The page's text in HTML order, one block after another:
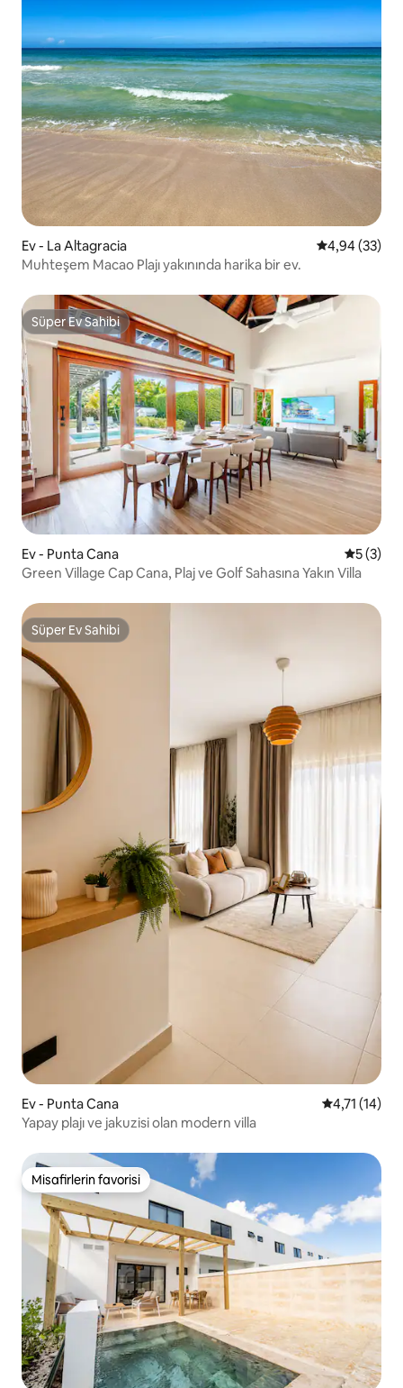
Ev - La Altagracia 5 üzerinden
4,94 (33)
Muhteşem Macao Plajı yakınında harika bir ev.
Süper Ev Sahibi
Süper Ev Sahibi
Ev - Punta Cana 55 (3)
Green Village Cap Cana, Plaj ve Golf Sahasına Yakın Villa
Süper Ev Sahibi
Süper Ev Sahibi
Ev - Punta Cana 5 üzerinden
4,71 (14)
Yapay plajı ve jakuzisi olan modern villa
Misafirlerin favorisi
Misafirlerin favorisi